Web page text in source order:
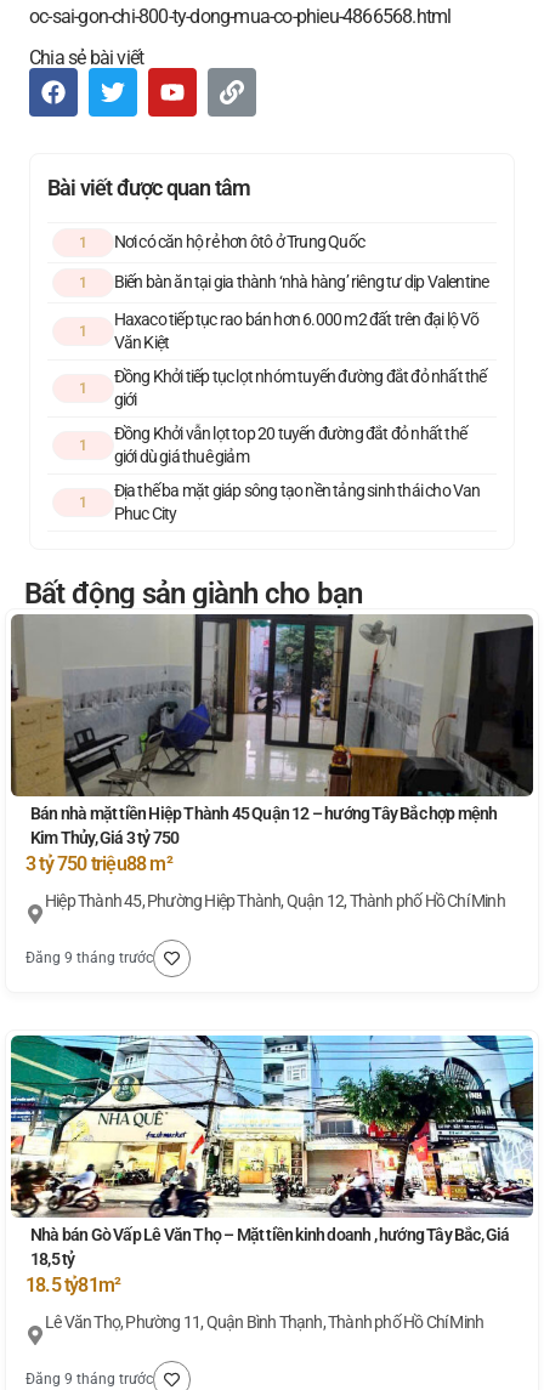
oc-sai-gon-chi-800-ty-dong-mua-co-phieu-4866568.html
Chia sẻ bài viết
Bài viết được quan tâm
1 Nơi có căn hộ rẻ hơn ôtô ở Trung Quốc
1 Biến bàn ăn tại gia thành ‘nhà hàng’ riêng tư dịp Valentine
1
Haxaco tiếp tục rao bán hơn 6.000 m2 đất trên đại lộ Võ
Văn Kiệt
1
Đồng Khởi tiếp tục lọt nhóm tuyến đường đắt đỏ nhất thế
giới
1
Đồng Khởi vẫn lọt top 20 tuyến đường đắt đỏ nhất thế
giới dù giá thuê giảm
1
Địa thế ba mặt giáp sông tạo nền tảng sinh thái cho Van
Phuc City
Bất động sản giành cho bạn
Bán nhà mặt tiền Hiệp Thành 45 Quận 12 – hướng Tây Bắc hợp mệnh
Kim Thủy, Giá 3 tỷ 750
3 tỷ 750 triệu88 m²
Hiệp Thành 45, Phường Hiệp Thành, Quận 12, Thành phố Hồ Chí Minh
Đăng 9 tháng trước
Nhà bán Gò Vấp Lê Văn Thọ – Mặt tiền kinh doanh , hướng Tây Bắc, Giá
18,5 tỷ
18.5 tỷ81m²
Lê Văn Thọ, Phường 11, Quận Bình Thạnh, Thành phố Hồ Chí Minh
Đăng 9 tháng trước